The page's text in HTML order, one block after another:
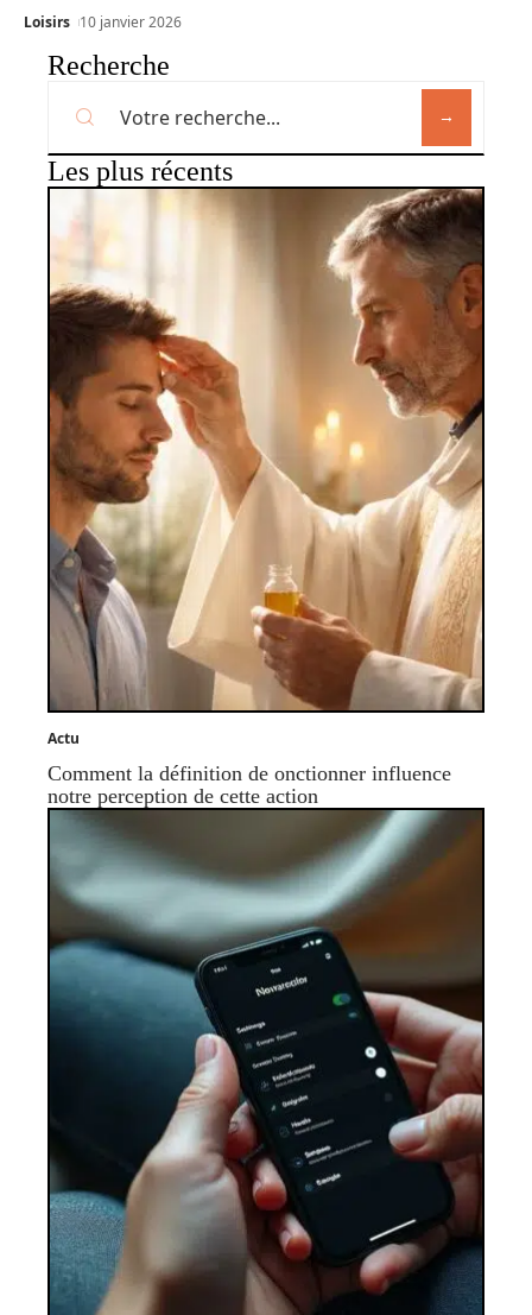
Loisirs 10 janvier 2026
Recherche
Les plus récents
Actu
Comment la définition de onctionner influence
notre perception de cette action